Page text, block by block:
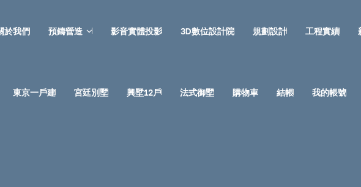
於我們 預鑄營造 影音實體投影 3D數位設計院 規劃設計 工程實績
東京一戶建 宮廷別墅 興墅12戶 法式御墅 購物車 結帳 我的帳號